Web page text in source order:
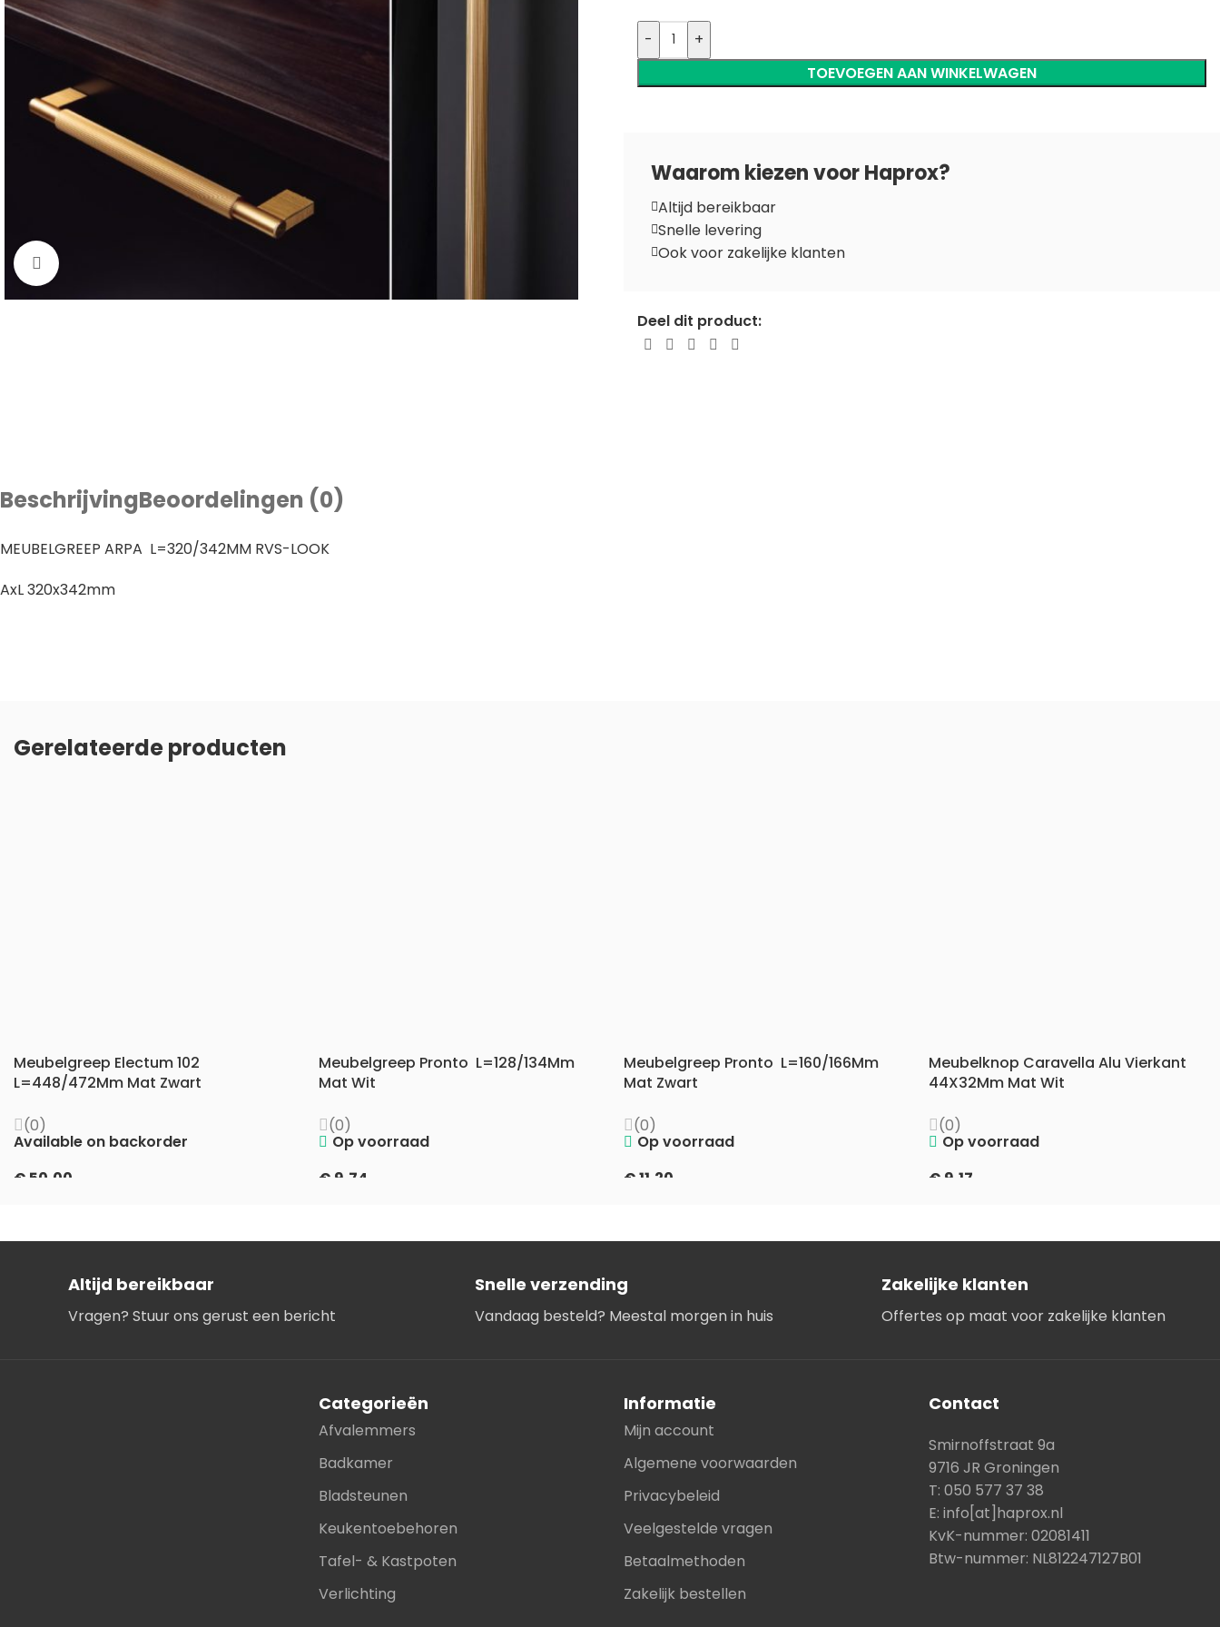
-
+
TOEVOEGEN AAN WINKELWAGEN
Waarom kiezen voor Haprox?
Altijd bereikbaar
Snelle levering
Ook voor zakelijke klanten
Deel dit product:
BeschrijvingBeoordelingen (0)
MEUBELGREEP ARPA L=320/342MM RVS-LOOK
AxL 320x342mm
Gerelateerde producten
Meubelgreep Electum 102
L=448/472Mm Mat Zwart
(0)
Available on backorder
€ 50,00
Meubelgreep Pronto L=128/134Mm
Mat Wit
(0)
Op voorraad
€ 9,74
Meubelgreep Pronto L=160/166Mm
Mat Zwart
(0)
Op voorraad
€11,20
Meubelknop Caravella Alu Vierkant
44X32Mm Mat Wit
(0)
Op voorraad
€ 9,17
Altijd bereikbaar
Vragen? Stuur ons gerust een bericht
Snelle verzending
Vandaag besteld? Meestal morgen in huis
Zakelijke klanten
Offertes op maat voor zakelijke klanten
Categorieën
Afvalemmers
Badkamer
Bladsteunen
Keukentoebehoren
Tafel- & Kastpoten
Verlichting
Informatie
Mijn account
Algemene voorwaarden
Privacybeleid
Veelgestelde vragen
Betaalmethoden
Zakelijk bestellen
Contact
Smirnoffstraat 9a
9716 JR Groningen
T: 050 577 37 38
E: info[at]haprox.nl
KvK-nummer: 02081411
Btw-nummer: NL812247127B01